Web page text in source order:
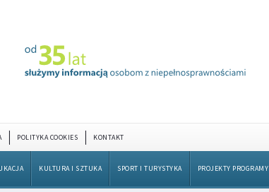
POLITYKA COOKIES KONTAKT
KULTURA I SZTUKA SPORT I TURYSTYKA PROJEKTY PROGRAMY